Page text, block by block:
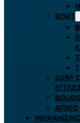
BOAT
SURF
ΑΠΊΚΟ